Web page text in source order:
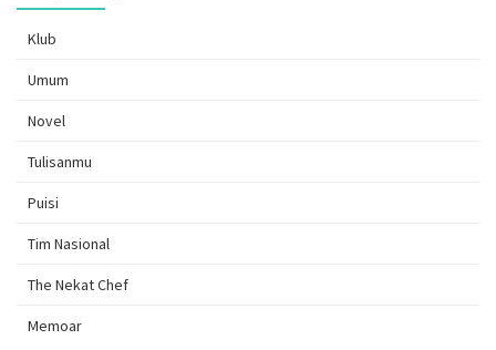
Klub
Umum
Novel
Tulisanmu
Puisi
Tim Nasional
The Nekat Chef
Memoar